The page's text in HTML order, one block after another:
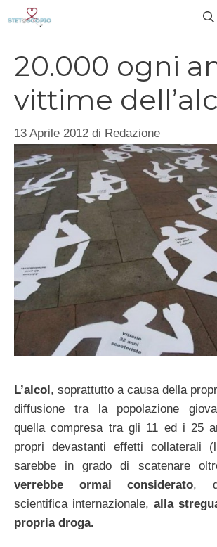
20.000 ogni
vittime
13 Aprile 2012 di Redazione
L’alcol, soprattutto a causa della
diffusione tra la popolazione
quella compresa tra gli 11 ed i 25
propri devastanti effetti collaterali
sarebbe in grado di scatenare
verrebbe ormai considerato,
scientifica internazionale, alla
propria droga.